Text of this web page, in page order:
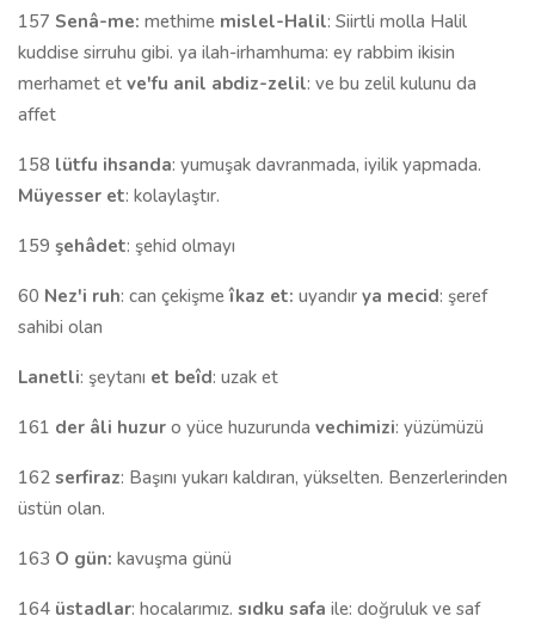
157 Senâ-me: methime mislel-Halil: Siirtli molla Halil
kuddise sirruhu gibi. ya ilah-irhamhuma: ey rabbim ikisin
merhamet et ve'fu anil abdiz-zelil: ve bu zelil kulunu da
affet
158 lütfu ihsanda: yumuşak davranmada, iyilik yapmada.
Müyesser et: kolaylaştır.
159 şehâdet: şehid olmayı
60 Nez'i ruh: can çekişmeîkaz et: uyandır ya mecid: şeref
sahibi olan
Lanetli: şeytanı et beîd: uzak et
161 der âli huzur o yüce huzurunda vechimizi: yüzümüzü
162 serfiraz: Başını yukarı kaldıran, yükselten. Benzerlerinden
üstün olan.
163 O gün: kavuşma günü
164 üstadlar: hocalarımız. sıdku safa ile: doğruluk ve saf